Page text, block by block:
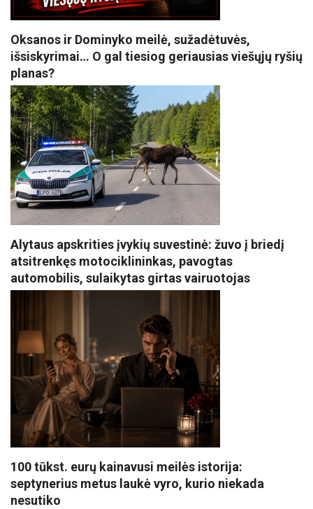
Oksanos ir Dominyko meilė, sužadėtuvės,
išsiskyrimai… O gal tiesiog geriausias viešųjų ryšių
planas?
Alytaus apskrities įvykių suvestinė: žuvo į briedį
atsitrenkęs motociklininkas, pavogtas
automobilis, sulaikytas girtas vairuotojas
100 tūkst. eurų kainavusi meilės istorija:
septynerius metus laukė vyro, kurio niekada
nesutiko